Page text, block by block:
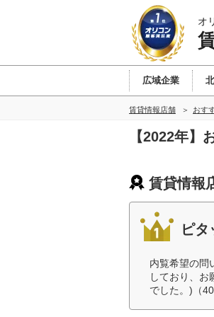
オ
広域企業
賃貸情報店舗 おす
【2022年】
賃貸情報
ピタ
内覧希望の問
しており、お
でした。)（40